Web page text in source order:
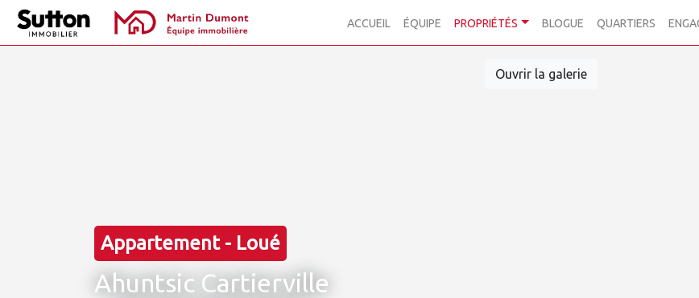
ACCUEIL ÉQUIPE PROPRIÉTÉS BLOGUE QUARTIERS
Ouvrir la galerie
Appartement - Loué
Ahuntsic Cartierville